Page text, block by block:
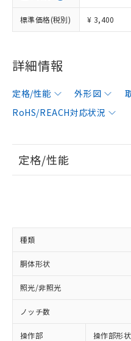
標準価格(税別) ¥ 3,400
詳細情報
定格/性能 外形図
RoHS/REACH対応状況
定格/性能
種類
胴体形状
照光/非照光
ノッチ数
操作部 操作部形状